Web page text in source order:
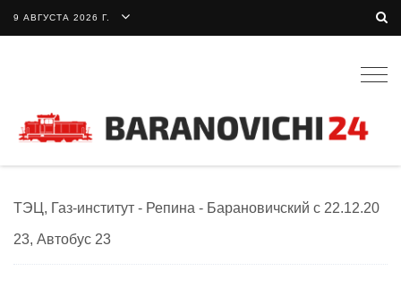
9 АВГУСТА 2026 Г.
ТЭЦ, Газ-институт - Репина - Барановичский c 22.12.20
23, Автобус 23